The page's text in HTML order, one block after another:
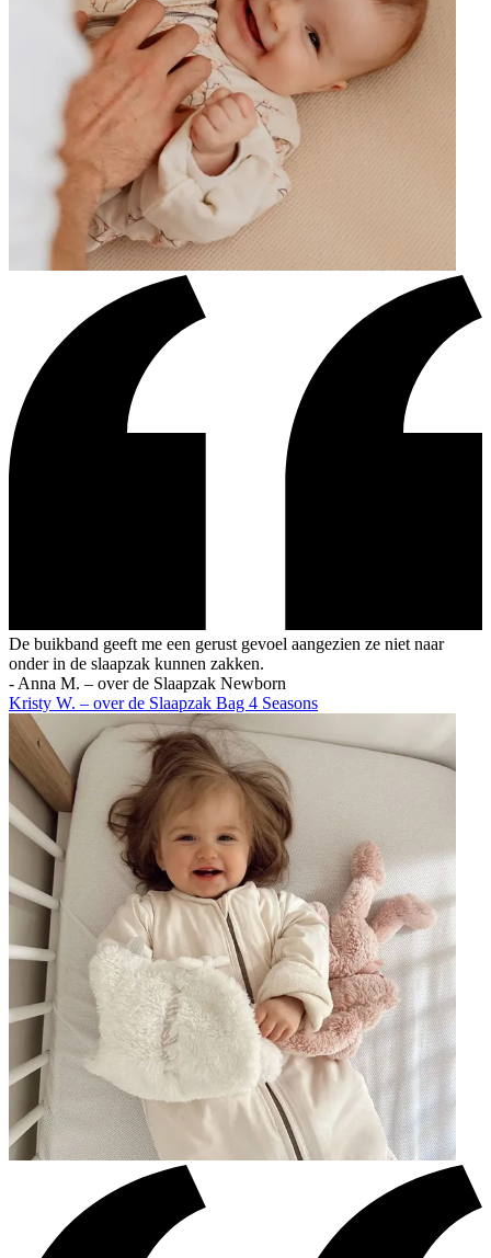
De buikband geeft me een gerust gevoel aangezien ze niet naar
onder in de slaapzak kunnen zakken.
- Anna M. – over de Slaapzak Newborn
Kristy W. – over de Slaapzak Bag 4 Seasons